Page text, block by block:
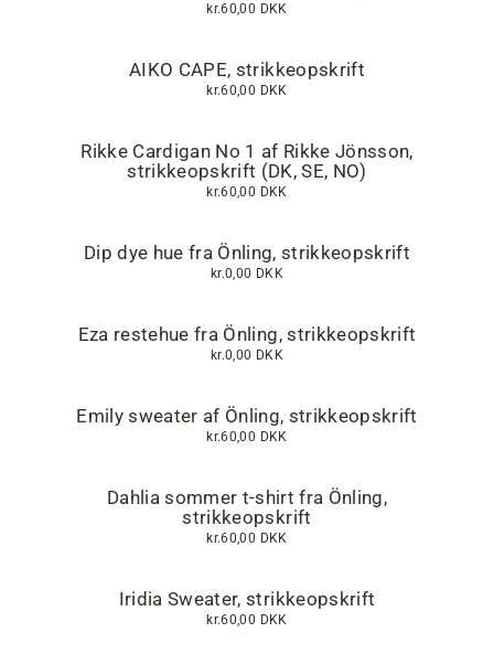
kr.60,00 DKK
AIKO CAPE, strikkeopskrift
kr.60,00 DKK
Rikke Cardigan No 1 af Rikke Jönsson,
strikkeopskrift (DK, SE, NO)
kr.60,00 DKK
Dip dye hue fra Önling, strikkeopskrift
kr.0,00 DKK
Eza restehue fra Önling, strikkeopskrift
kr.0,00 DKK
Emily sweater af Önling, strikkeopskrift
kr.60,00 DKK
Dahlia sommer t-shirt fra Önling,
strikkeopskrift
kr.60,00 DKK
Iridia Sweater, strikkeopskrift
kr.60,00 DKK